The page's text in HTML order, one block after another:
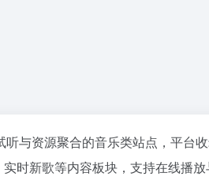
听与资源聚合的音乐类站点，平台
时新歌等内容板块，支持在线播放